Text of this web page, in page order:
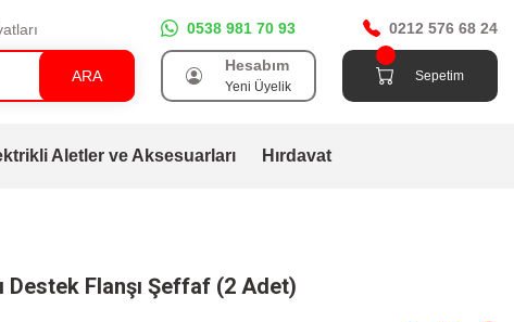
ARA
0538 981 70 93 0212 576 68 24
Hesabım
Yeni Üyelik
Sepetim
Aletler ve Aksesuarları Hırdavat
Destek Flanşı Şeffaf (2 Adet)